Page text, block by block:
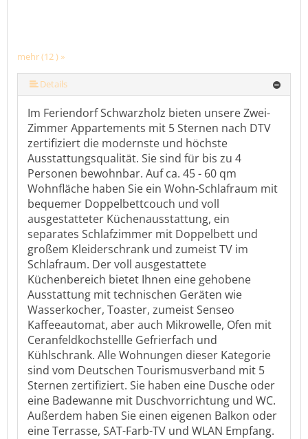
mehr (12 ) »
mehr (12 ) »
mehr (12 ) »
mehr (12 ) »
mehr (12 ) »
mehr (12 ) »
mehr (12 ) »
mehr (12 ) »
mehr (12 ) »
Details
Im Feriendorf Schwarzholz bieten unsere Zwei-
Zimmer Appartements mit 5 Sternen nach DTV
zertifiziert die modernste und höchste
Ausstattungsqualität. Sie sind für bis zu 4
Personen bewohnbar. Auf ca. 45 - 60 qm
Wohnfläche haben Sie ein Wohn-Schlafraum mit
bequemer Doppelbettcouch und voll
ausgestatteter Küchenausstattung, ein
separates Schlafzimmer mit Doppelbett und
großem Kleiderschrank und zumeist TV im
Schlafraum. Der voll ausgestattete
Küchenbereich bietet Ihnen eine gehobene
Ausstattung mit technischen Geräten wie
Wasserkocher, Toaster, zumeist Senseo
Kaffeeautomat, aber auch Mikrowelle, Ofen mit
Ceranfeldkochstellle Gefrierfach und
Kühlschrank. Alle Wohnungen dieser Kategorie
sind vom Deutschen Tourismusverband mit 5
Sternen zertifiziert. Sie haben eine Dusche oder
eine Badewanne mit Duschvorrichtung und WC.
Außerdem haben Sie einen eigenen Balkon oder
eine Terrasse, SAT-Farb-TV und WLAN Empfang.